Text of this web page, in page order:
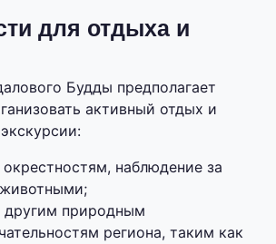
для отдыха и
Будды предполагает
активный отдых и
наблюдение за
другим природным
региона, таким как